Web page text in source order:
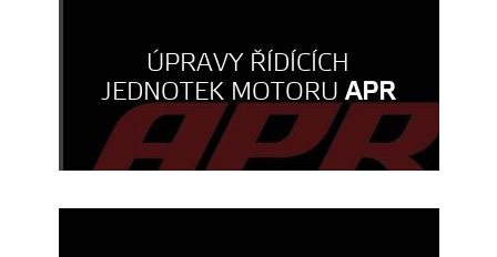
ÚPRAVY ŘÍDÍCÍCH
JEDNOTEK MOTORUAPR